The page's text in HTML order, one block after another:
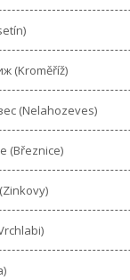
(Kroměříž)
(Nelahozeves)
(Březnice)